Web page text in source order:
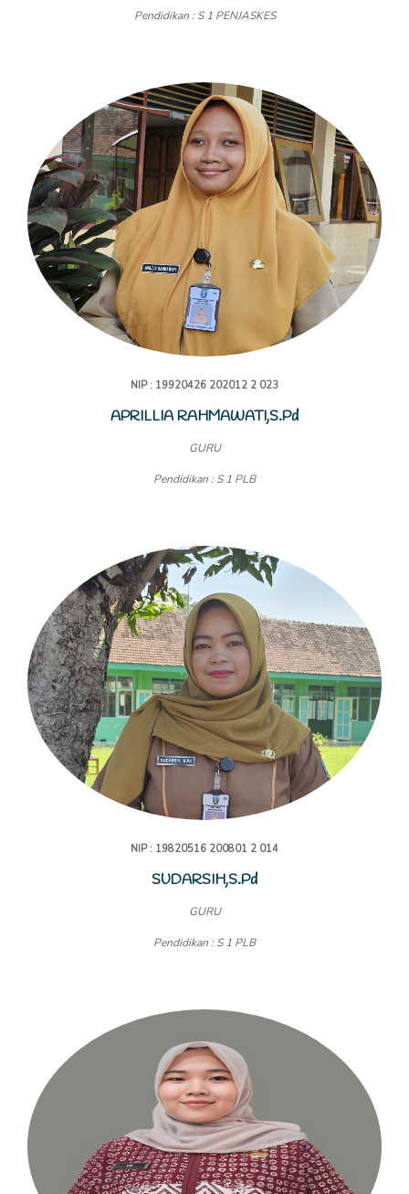
Pendidikan : S 1 PENJASKES
NIP : 19920426 202012 2 023
APRILLIA RAHMAWATI,S.Pd
GURU
Pendidikan : S 1 PLB
NIP : 19820516 200801 2 014
SUDARSIH,S.Pd
GURU
Pendidikan : S 1 PLB